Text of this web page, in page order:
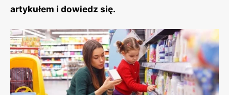
artykułem i dowiedz się.